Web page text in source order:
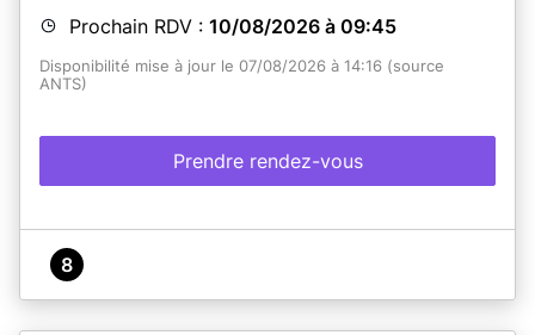
Prochain RDV : 10/08/2026 à 09:45
Disponibilité mise à jour le 07/08/2026 à 14:16 (source
ANTS)
Prendre rendez-vous
8